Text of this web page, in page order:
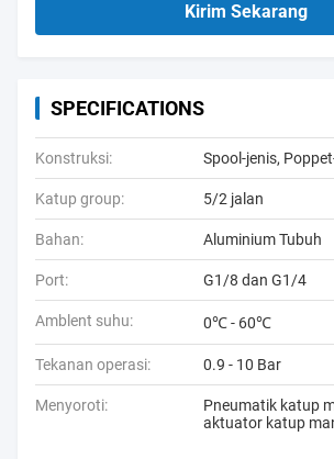
Kirim Sekarang
SPECIFICATIONS
Konstruksi: Spool-jenis,
Katup group: 5/2 jalan
Bahan: Aluminium Tubuh
Port: G1/8 dan G1/4
Amblent suhu: 0℃ - 60℃
Tekanan operasi: 0.9 - 10 Bar
Menyoroti: Pneumatik katup
aktuator katup